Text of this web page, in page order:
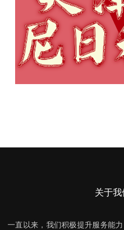
关于我
一直以来，我们积极提升服务能